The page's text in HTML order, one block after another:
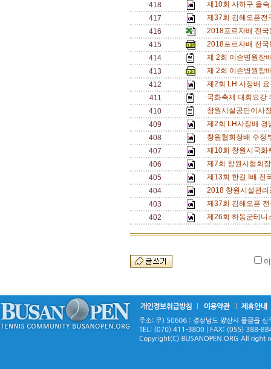
418
제10회 사하구 을
417
제37회 김해오픈
416
2018포르자배 전
415
2018포르자배 전
414
제 2회 이손병원장
413
제 2회 이손병원장
412
제2회 LH 사장배
411
국화축제 대회요
410
창원시설공단이사
409
제2회 LH사장배
408
창원협회장배 수
407
제10회 창원시국
406
제7회 창원시협회
405
제13회 한길 I배 전
404
2018 창원시설관
403
제37회 김해오픈
402
제26회 하동군테